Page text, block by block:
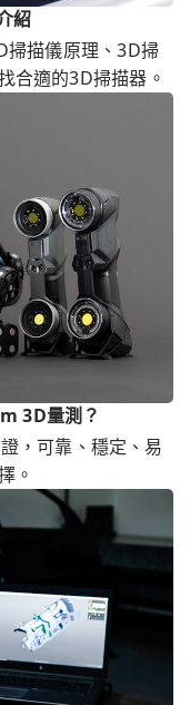
紹
掃描儀原理、3D掃
合適的3D掃描器。
3D量測？
，可靠、穩定、易
。